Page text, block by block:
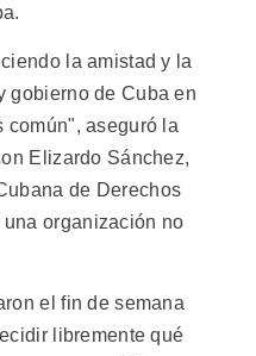
la amistad y la
gobierno de Cuba en
común", aseguró la
Elizardo Sánchez,
de Derechos
organización no
el fin de semana
libremente qué